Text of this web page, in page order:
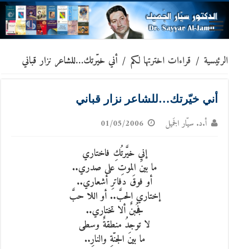
الرئيسية / قراءات اخترتها لكم / أني خيّرتك…للشاعر نزار قباني
أني خيّرتك…للشاعر نزار قباني
أ.د. سيّار الجَميل 01/05/2006
إني خيَّرتُكِ فاختاري
ما بينَ الموتِ على صدري..
أو فوقَ دفاترِ أشعاري..
إختاري الحبَّ.. أو اللا حبَّ
فجُبنٌ ألا تختاري..
لا توجدُ منطقةٌ وسطى
ما بينَ الجنّةِ والنارِ..